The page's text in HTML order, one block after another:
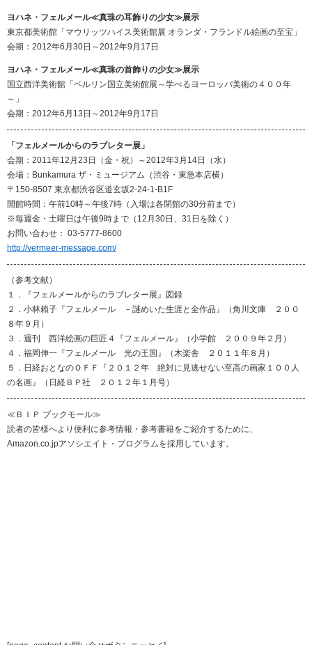
ヨハネ・フェルメール≪真珠の耳飾りの少女≫展示
東京都美術館「マウリッツハイス美術館展 オランダ・フランドル絵画の至宝」
会期：2012年6月30日～2012年9月17日
ヨハネ・フェルメール≪真珠の首飾りの少女≫展示
国立西洋美術館「ベルリン国立美術館展～学べるヨーロッパ美術の４００年
～」
会期：2012年6月13日～2012年9月17日
「フェルメールからのラブレター展」
会期：2011年12月23日（金・祝）～2012年3月14日（水）
会場：Bunkamura ザ・ミュージアム（渋谷・東急本店横）
〒150-8507 東京都渋谷区道玄坂2-24-1-B1F
開館時間：午前10時～午後7時（入場は各閉館の30分前まで）
※毎週金・土曜日は午後9時まで（12月30日、31日を除く）
お問い合わせ： 03-5777-8600
http://vermeer-message.com/
（参考文献）
１．『フェルメールからのラブレター展』図録
２．小林賴子『フェルメール －謎めいた生涯と全作品』（角川文庫 ２００
８年９月）
３．週刊 西洋絵画の巨匠４『フェルメール』（小学館 ２００９年２月）
４．福岡伸一『フェルメール 光の王国』（木楽舎 ２０１１年８月）
５．日経おとなのＯＦＦ『２０１２年 絶対に見逃せない至高の画家１００人
の名画』（日経ＢＰ社 ２０１２年１月号）
≪ＢＩＰ ブックモール≫
読者の皆様へより便利に参考情報・参考書籍をご紹介するために、
Amazon.co.jpアソシエイト・プログラムを採用しています。